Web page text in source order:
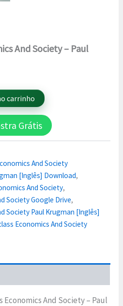
And Society – Paul
carrinho
Grátis
And Society
[Inglês] Download,
And Society,
Society Google Drive,
Society Paul Krugman [Inglês]
Economics And Society
Economics And Society – Paul